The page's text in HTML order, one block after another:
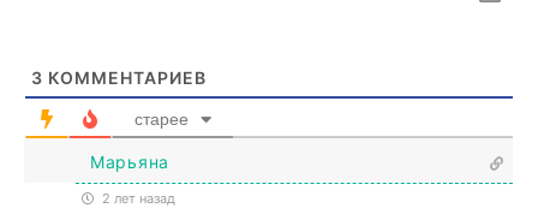
3 КОММЕНТАРИЕВ
старее
Марьяна
2 лет назад